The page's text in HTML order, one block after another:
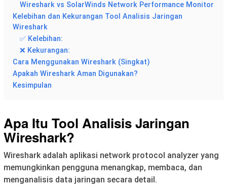
Wireshark vs SolarWinds Network Performance Monitor
Kelebihan dan Kekurangan Tool Analisis Jaringan
Wireshark
✅ Kelebihan:
❌ Kekurangan:
Cara Menggunakan Wireshark (Singkat)
Apakah Wireshark Aman Digunakan?
Kesimpulan
Apa Itu Tool Analisis Jaringan
Wireshark?
Wireshark adalah aplikasi network protocol analyzer yang
memungkinkan pengguna menangkap, membaca, dan
menganalisis data jaringan secara detail.